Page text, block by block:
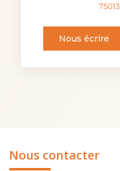
75013
Nous écrire
Nous contacter